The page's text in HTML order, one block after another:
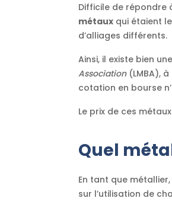
Difficile de répondre
métaux qui étaient
d’alliages différents.
Ainsi, il existe bien une
Association(LMBA),
cotation en bourse
Le prix de ces
Quel
En tant que
sur l’utilisation de